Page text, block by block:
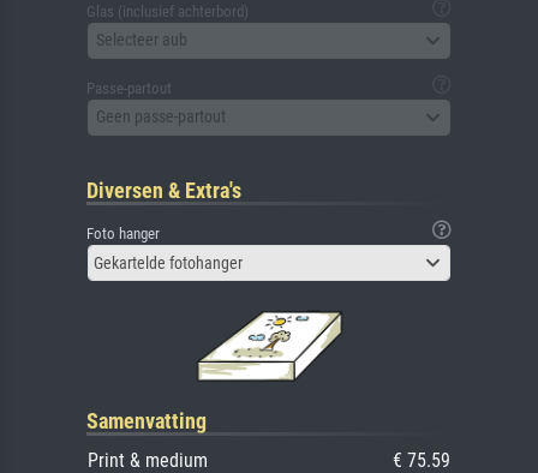
Glas (inclusief achterbord)
Selecteer aub
Passe-partout
Geen passe-partout
Diversen & Extra's
Foto hanger
Gekartelde fotohanger
Samenvatting
Print & medium
€ 75.59